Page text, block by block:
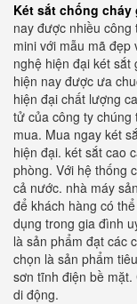
Két sắt chống cháy
nay được nhiều
mini với mẫu mã
nghệ hiện đại két sắt
hiện nay được ưa
hiện đại chất lượng
tử của công ty
mua. Mua ngay két
hiện đại. két sắt cao
phòng. Với hệ thống
cả nước. nhà máy
để khách hàng có
dụng trong gia đình
là sản phẩm đạt các
chọn là sản phẩm
sơn tĩnh điện bề
di động.